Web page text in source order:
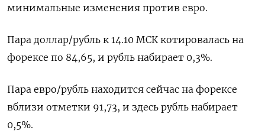
минимальные изменения против евро.
Пара доллар/рубль к 14.10 МСК котировалась на
форексе по 84,65, и рубль набирает 0,3%.
Пара евро/рубль находится сейчас на форексе
вблизи отметки 91,73, и здесь рубль набирает
0,5%.